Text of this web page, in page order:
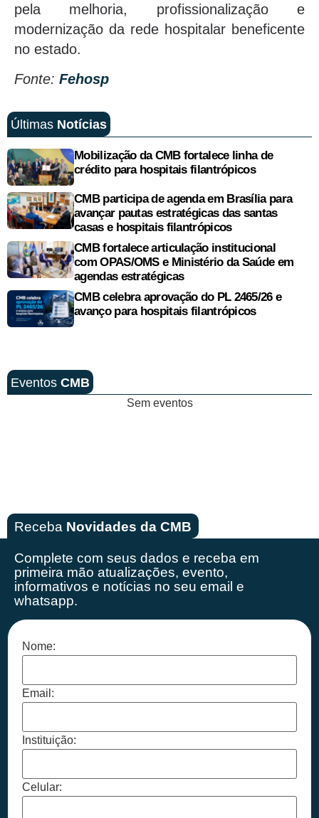
pela melhoria, profissionalização e
modernização da rede hospitalar beneficente
no estado.
Fonte: Fehosp
Últimas Notícias
Mobilização da CMB fortalece linha de
crédito para hospitais filantrópicos
CMB participa de agenda em Brasília para
avançar pautas estratégicas das santas
casas e hospitais filantrópicos
CMB fortalece articulação institucional
com OPAS/OMS e Ministério da Saúde em
agendas estratégicas
CMB celebra aprovação do PL 2465/26 e
avanço para hospitais filantrópicos
Eventos CMB
Sem eventos
Receba Novidades da CMB
Complete com seus dados e receba em
primeira mão atualizações, evento,
informativos e notícias no seu email e
whatsapp.
Nome:
Email:
Instituição:
Celular: